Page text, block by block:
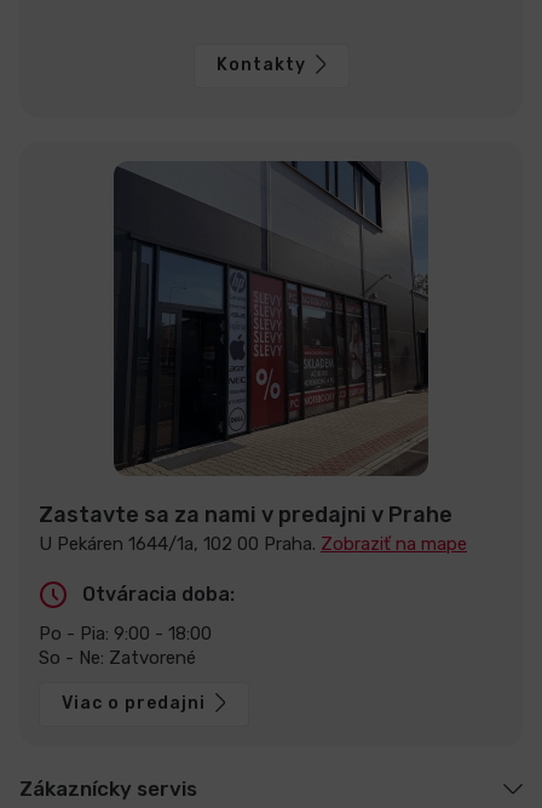
Kontakty
Zastavte sa za nami v predajni v Prahe
U Pekáren 1644/1a, 102 00 Praha. Zobraziť na mape
Otváracia doba:
Po - Pia: 9:00 - 18:00
So - Ne: Zatvorené
Viac o predajni
Zákaznícky servis